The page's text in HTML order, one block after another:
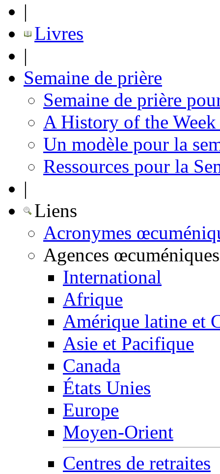
|
Livres
|
Semaine de prière
Semaine de prière
A History of the
Un modèle pour la
Ressources pour la
|
Liens
Acronymes
Agences œcuméniques
International
Afrique
Amérique latine et
Asie et Pacifique
Canada
États Unies
Europe
Moyen-Orient
Centres de retraites